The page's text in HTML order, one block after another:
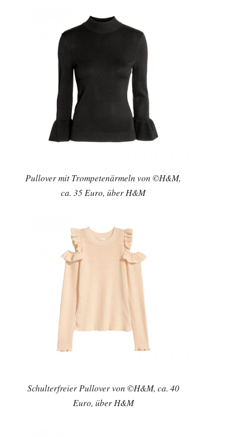
Pullover mit Trompetenärmeln von ©H&M,
ca. 35 Euro, über H&M
Schulterfreier Pullover von ©H&M, ca. 40
Euro, über H&M